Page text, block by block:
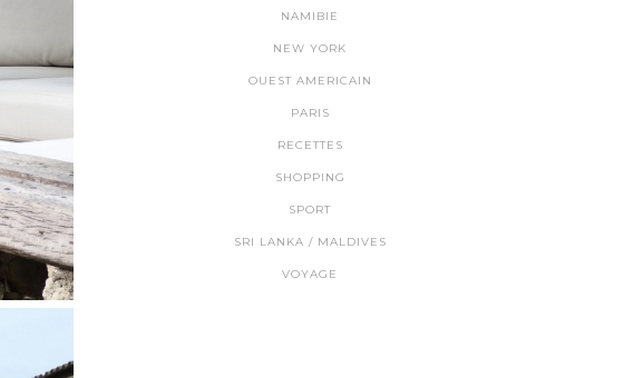
NAMIBIE
NEW YORK
OUEST AMERICAIN
PARIS
RECETTES
SHOPPING
SPORT
SRI LANKA / MALDIVES
VOYAGE